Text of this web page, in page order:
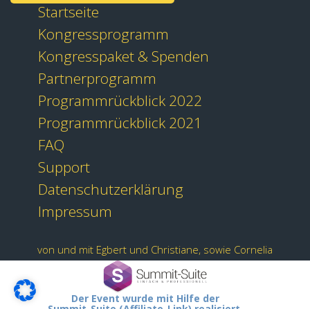
Startseite
Kongressprogramm
Kongresspaket & Spenden
Partnerprogramm
Programmrückblick 2022
Programmrückblick 2021
FAQ
Support
Datenschutzerklärung
Impressum
von und mit Egbert und Christiane, sowie Cornelia
Der Event wurde mit Hilfe der